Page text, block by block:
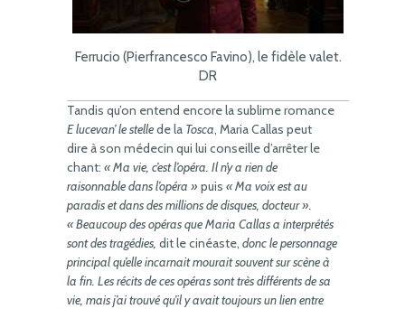
Ferrucio (Pierfrancesco Favino), le fidèle valet.
DR
Tandis qu’on entend encore la sublime romance
E lucevan’ le stellede la Tosca, Maria Callas peut
dire à son médecin qui lui conseille d’arrêter le
chant: « Ma vie, c’est l’opéra. Il n’y a rien de
raisonnable dans l’opéra » puis « Ma voix est au
paradis et dans des millions de disques, docteur ».
« Beaucoup des opéras que Maria Callas a interprétés
sont des tragédies, dit le cinéaste, donc le personnage
principal qu’elle incarnait mourait souvent sur scène à
la fin. Les récits de ces opéras sont très différents de sa
vie, mais j’ai trouvé qu’il y avait toujours un lien entre